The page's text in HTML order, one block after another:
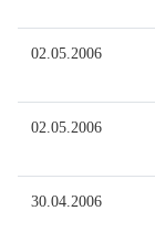
02.05.2006
02.05.2006
30.04.2006